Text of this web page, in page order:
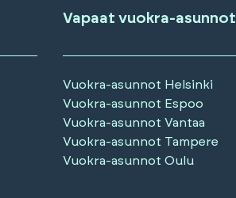
Vapaat vuokra-asunnot
Vuokra-asunnot Helsinki
Vuokra-asunnot Espoo
Vuokra-asunnotVantaa
Vuokra-asunnot Tampere
Vuokra-asunnotOulu